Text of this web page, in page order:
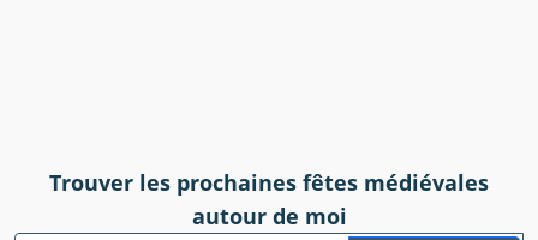
Trouver les prochaines fêtes médiévales
autour de moi